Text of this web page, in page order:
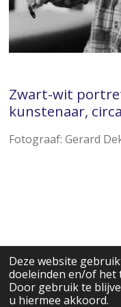
Deze website
doeleinden en/of het
Door gebruik te
u hiermee akkoord.
Zwart-wit
kunstenaar,
Fotograaf: Gerard
© 2026 Saskia Tossaint